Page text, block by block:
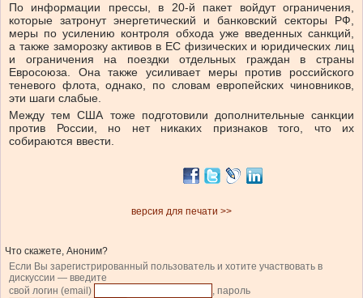
По информации прессы, в 20-й пакет войдут ограничения,
которые затронут энергетический и банковский секторы РФ,
меры по усилению контроля обхода уже введенных санкций,
а также заморозку активов в ЕС физических и юридических лиц
и ограничения на поездки отдельных граждан в страны
Евросоюза. Она также усиливает меры против российского
теневого флота, однако, по словам европейских чиновников,
эти шаги слабые.
Между тем США тоже подготовили дополнительные санкции
против России, но нет никаких признаков того, что их
собираются ввести.
версия для печати >>
Что скажете, Аноним?
Если Вы зарегистрированный пользователь и хотите участвовать в
дискуссии — введите
свой логин (email)
, пароль